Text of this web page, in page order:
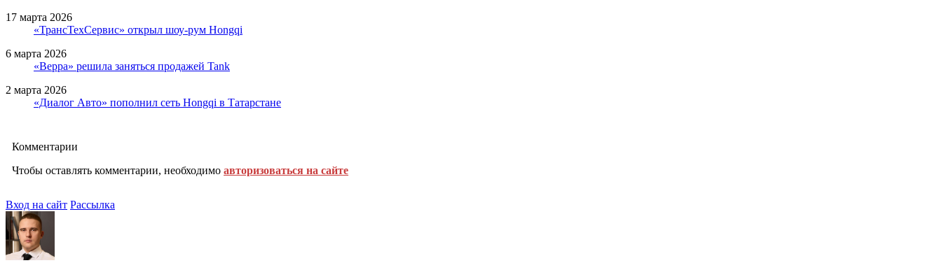
17 марта 2026
«ТрансТехСервис» открыл шоу-рум Hongqi
6 марта 2026
«Верра» решила заняться продажей Tank
2 марта 2026
«Диалог Авто» пополнил сеть Hongqi в Татарстане
Комментарии
Чтобы оставлять комментарии, необходимо авторизоваться на сайте
Вход на сайт Рассылка